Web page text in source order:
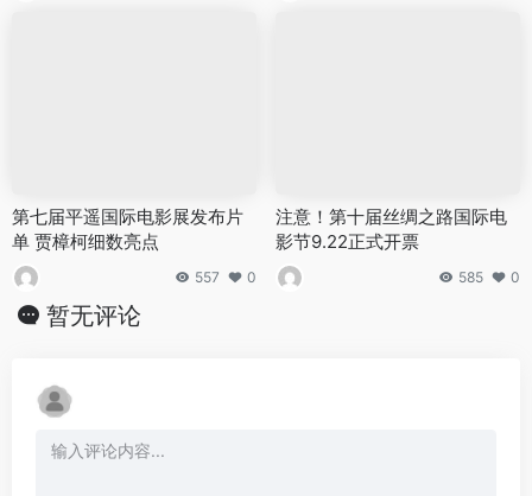
第七届平遥国际电影展发布片
单 贾樟柯细数亮点
557 0
注意！第十届丝绸之路国际电
影节9.22正式开票
585 0
暂无评论